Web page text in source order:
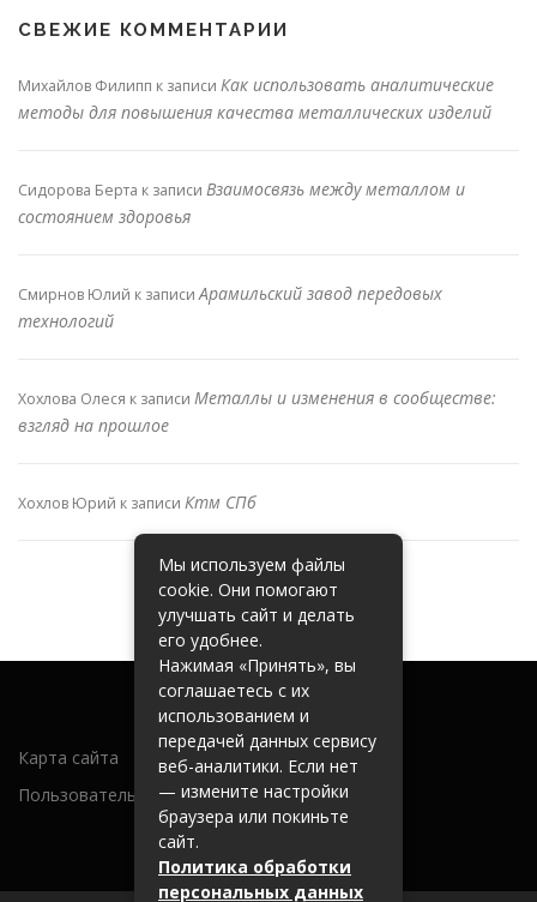
СВЕЖИЕ КОММЕНТАРИИ
Михайлов Филипп к записи Как использовать аналитические
методы для повышения качества металлических изделий
Сидорова Берта к записи Взаимосвязь между металлом и
состоянием здоровья
Смирнов Юлий к записиАрамильский завод передовых
технологий
Хохлова Олеся к записи Металлы и изменения в сообществе:
взгляд на прошлое
Хохлов Юрий к записи Ктм СПб
Карта сайта
Пользовательское соглашение
Мы используем файлы
cookie. Они помогают
улучшать сайт и делать
его удобнее.
Нажимая «Принять», вы
соглашаетесь с их
использованием и
передачей данных сервису
веб-аналитики. Если нет
— измените настройки
браузера или покиньте
сайт.
Политика обработки
персональных данных